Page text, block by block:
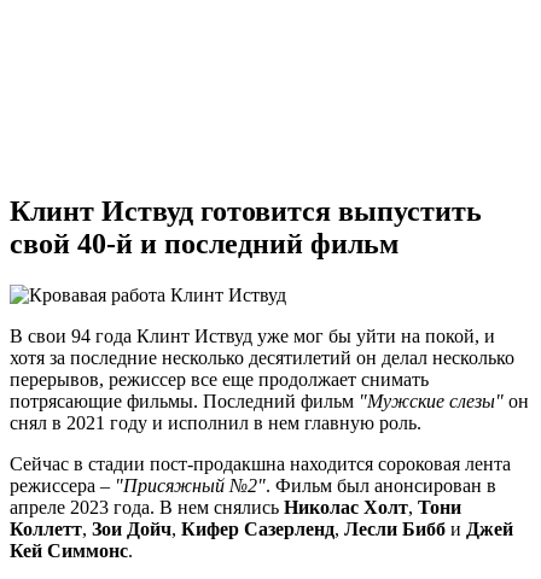
Клинт Иствуд готовится выпустить
свой 40-й и последний фильм
В свои 94 года Клинт Иствуд уже мог бы уйти на покой, и
хотя за последние несколько десятилетий он делал несколько
перерывов, режиссер все еще продолжает снимать
потрясающие фильмы. Последний фильм "Мужские слезы" он
снял в 2021 году и исполнил в нем главную роль.
Сейчас в стадии пост-продакшна находится сороковая лента
режиссера – "Присяжный №2". Фильм был анонсирован в
апреле 2023 года. В нем снялись Николас Холт, Тони
Коллетт, Зои Дойч, Кифер Сазерленд, Лесли Бибб и Джей
Кей Симмонс.